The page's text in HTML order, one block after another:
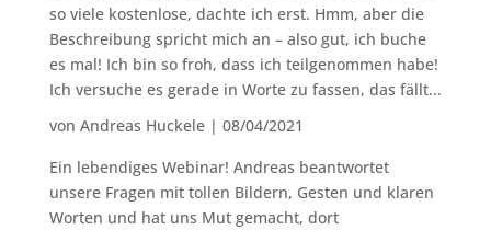
so viele kostenlose, dachte ich erst. Hmm, aber die
Beschreibung spricht mich an – also gut, ich buche
es mal! Ich bin so froh, dass ich teilgenommen habe!
Ich versuche es gerade in Worte zu fassen, das fällt...
von Andreas Huckele| 08/04/2021
Ein lebendiges Webinar! Andreas beantwortet
unsere Fragen mit tollen Bildern, Gesten und klaren
Worten und hat uns Mut gemacht, dort